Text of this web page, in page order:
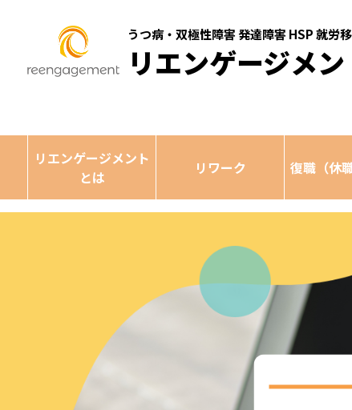
うつ病・双極性障害 発達障害 HSP 就労
リエンゲージメン
リエンゲージメント
とは
リワーク 復職（休